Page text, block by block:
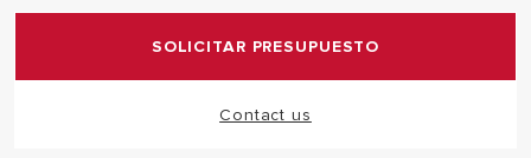
SOLICITAR PRESUPUESTO
Contact us